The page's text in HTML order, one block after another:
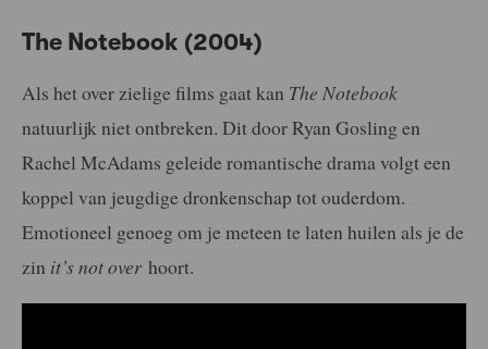
The Notebook (2004)
Als het over zielige films gaat kan The Notebook
natuurlijk niet ontbreken. Dit door Ryan Gosling en
Rachel McAdams geleide romantische drama volgt een
koppel van jeugdige dronkenschap tot ouderdom.
Emotioneel genoeg om je meteen te laten huilen als je de
zin it’s not over hoort.